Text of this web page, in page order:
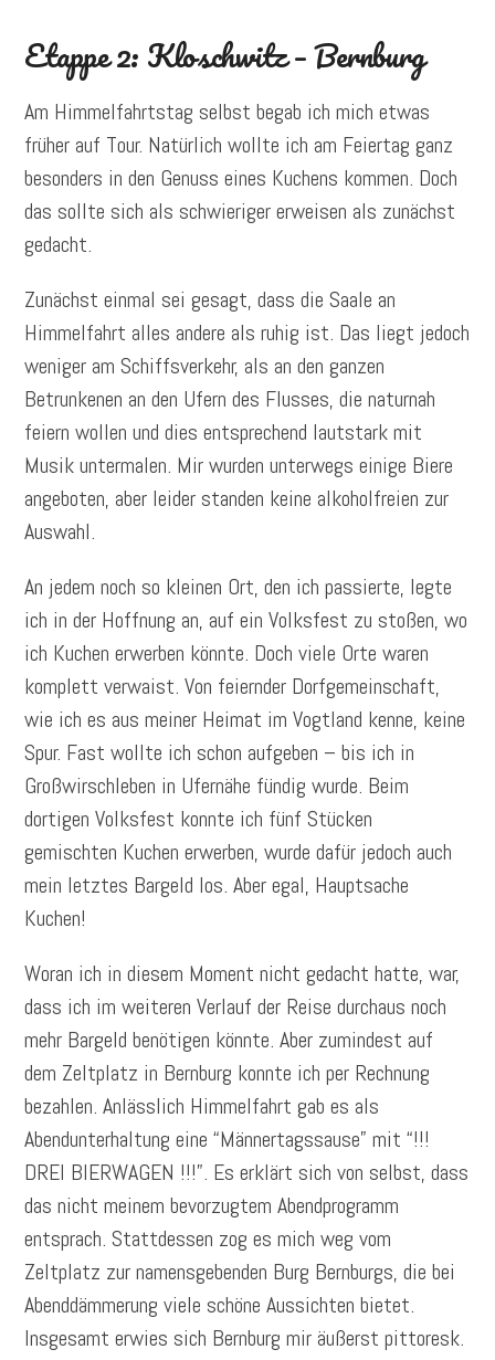
Etappe 2: Kloschwitz – Bernburg
Am Himmelfahrtstag selbst begab ich mich etwas
früher auf Tour. Natürlich wollte ich am Feiertag ganz
besonders in den Genuss eines Kuchens kommen. Doch
das sollte sich als schwieriger erweisen als zunächst
gedacht.
Zunächst einmal sei gesagt, dass die Saale an
Himmelfahrt alles andere als ruhig ist. Das liegt jedoch
weniger am Schiffsverkehr, als an den ganzen
Betrunkenen an den Ufern des Flusses, die naturnah
feiern wollen und dies entsprechend lautstark mit
Musik untermalen. Mir wurden unterwegs einige Biere
angeboten, aber leider standen keine alkoholfreien zur
Auswahl.
An jedem noch so kleinen Ort, den ich passierte, legte
ich in der Hoffnung an, auf ein Volksfest zu stoßen, wo
ich Kuchen erwerben könnte. Doch viele Orte waren
komplett verwaist. Von feiernder Dorfgemeinschaft,
wie ich es aus meiner Heimat im Vogtland kenne, keine
Spur. Fast wollte ich schon aufgeben – bis ich in
Großwirschleben in Ufernähe fündig wurde. Beim
dortigen Volksfest konnte ich fünf Stücken
gemischten Kuchen erwerben, wurde dafür jedoch auch
mein letztes Bargeld los. Aber egal, Hauptsache
Kuchen!
Woran ich in diesem Moment nicht gedacht hatte, war,
dass ich im weiteren Verlauf der Reise durchaus noch
mehr Bargeld benötigen könnte. Aber zumindest auf
dem Zeltplatz in Bernburg konnte ich per Rechnung
bezahlen. Anlässlich Himmelfahrt gab es als
Abendunterhaltung eine “Männertagssause” mit “!!!
DREI BIERWAGEN !!!”. Es erklärt sich von selbst, dass
das nicht meinem bevorzugtem Abendprogramm
entsprach. Stattdessen zog es mich weg vom
Zeltplatz zur namensgebenden Burg Bernburgs, die bei
Abenddämmerung viele schöne Aussichten bietet.
Insgesamt erwies sich Bernburg mir äußerst pittoresk.